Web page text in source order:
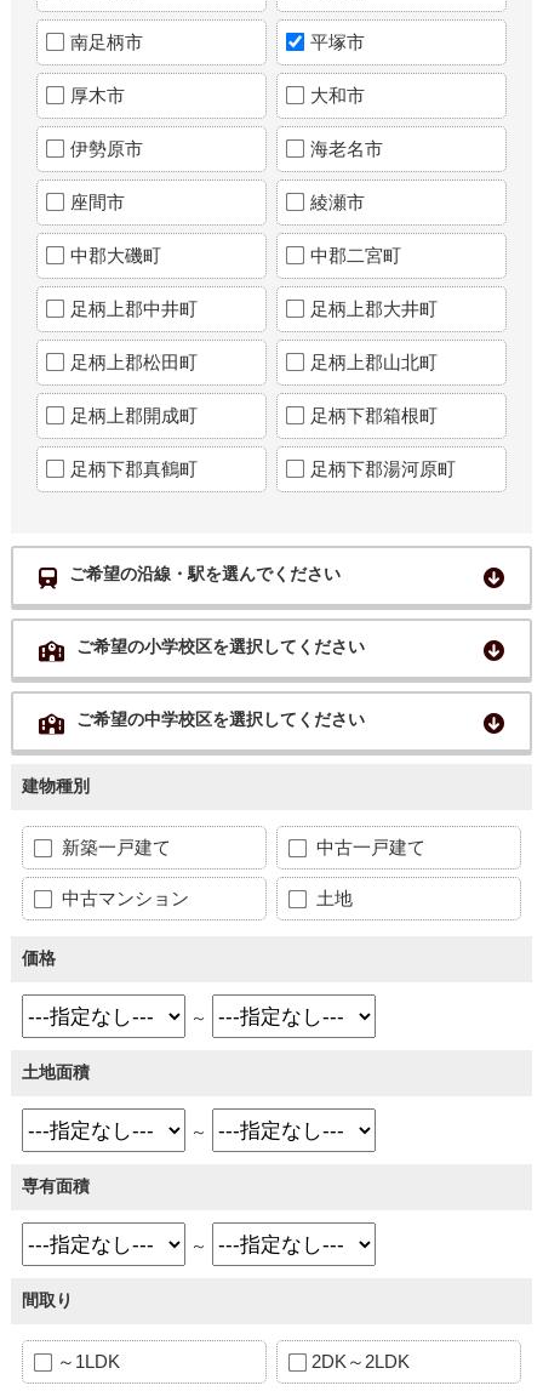
南足柄市 平塚市
厚木市 大和市
伊勢原市 海老名市
座間市 綾瀬市
中郡大磯町 中郡二宮町
足柄上郡中井町 足柄上郡大井町
足柄上郡松田町 足柄上郡山北町
足柄上郡開成町 足柄下郡箱根町
足柄下郡真鶴町 足柄下郡湯河原町
ご希望の沿線・駅を選んでください
ご希望の小学校区を選択してください
ご希望の中学校区を選択してください
建物種別
新築一戸建て 中古一戸建て
中古マンション 土地
価格
～
土地面積
～
専有面積
～
間取り
～1LDK 2DK～2LDK